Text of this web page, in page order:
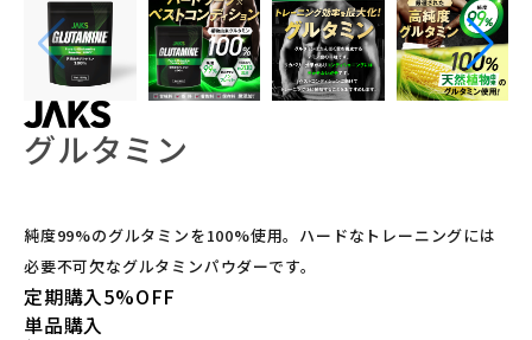
グルタミン
純度99%のグルタミンを100%使用。ハードなトレーニングには
必要不可欠なグルタミンパウダーです。
定期購入5%OFF
単品購入